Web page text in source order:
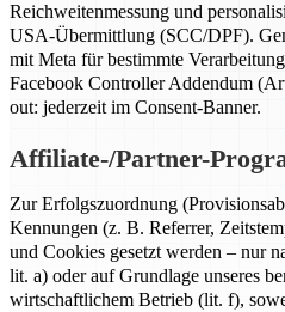
Reichweitenmessung und
USA-Übermittlung (SCC/DPF).
mit Meta für bestimmte
Facebook Controller Addendum
out: jederzeit im Consent-Banner.
Affiliate-/Partner-
Zur Erfolgszuordnung
Kennungen (z. B. Referrer,
und Cookies gesetzt werden – nur
lit. a) oder auf Grundlage unseres
wirtschaftlichem Betrieb (lit. f),